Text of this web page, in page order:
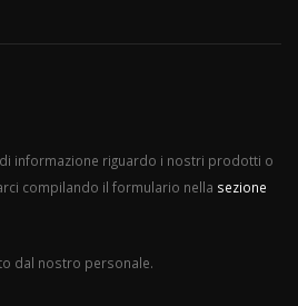
informazione riguardo i nostri prodotti o
compilando il formulario nella sezione
dal nostro personale.